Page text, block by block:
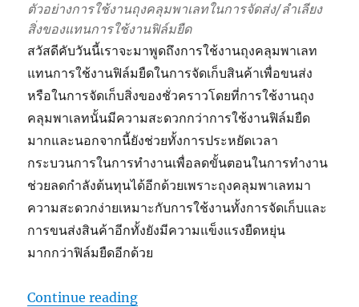
ตัวอย่างการใช้งานถุงคลุมพาเลทในการจัดส่ง/ลำเลียง
สิ่งของแทนการใช้งานฟิล์มยืด
สวัสดีคับวันนี้เราจะมาพูดถึงการใช้งานถุงคลุมพาเลท
แทนการใช้งานฟิล์มยืดในการจัดเก็บสินค้าเพื่อขนส่ง
หรือในการจัดเก็บสิ่งของชั่วคราวโดยที่การใช้งานถุง
คลุมพาเลทนั้นมีความสะดวกกว่าการใช้งานฟิล์มยืด
มากและนอกจากนี้ยังช่วยทั้งการประหยัดเวลา
กระบวนการในการทำงานเพื่อลดขั้นตอนในการทำงาน
ช่วยลดกำลังต้นทุนได้อีกด้วยเพราะถุงคลุมพาเลทมา
ความสะดวกง่ายเหมาะกับการใช้งานทั้งการจัดเก็บและ
การขนส่งสินค้าอีกทั้งยังมีความแข็งแรงยืดหยุ่น
มากกว่าฟิล์มยืดอีกด้วย
Continue reading“ถุงพลาสติกคลุมพาเลทแทนฟิล์มยืด !!”